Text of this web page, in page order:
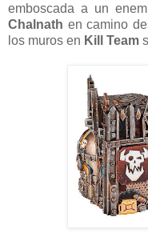
emboscada a un
Chalnath en camino
los muros en Kill Team